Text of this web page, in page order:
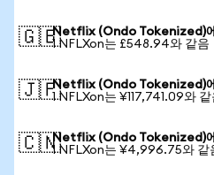
🇬🇧Netflix (Ondo Tokenized)에
1 NFLXon는 £548.94와 같음
🇯🇵Netflix (Ondo Tokenized)
1 NFLXon는 ¥117,741.09와 같
🇨🇳Netflix (Ondo Tokenized)
1 NFLXon는 ¥4,996.75와 같